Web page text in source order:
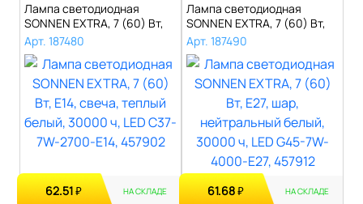
Лампа светодиодная
SONNEN EXTRA, 7 (60) Вт,
Е14, свеча,..
Арт. 187480
62.51₽ НА СКЛАДЕ
Лампа светодиодная
SONNEN EXTRA, 7 (60) Вт,
E27, шар, н..
Арт. 187490
61.68₽ НА СКЛАДЕ